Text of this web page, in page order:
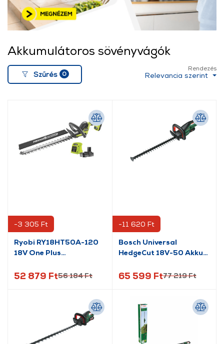
Akkumulátoros sövényvágók
Szűrés 0
Rendezés
Relevancia szerint
-3 305 Ft
Ryobi RY18HT50A-120
18V One Plus
52 879 Ft56 184 Ft
-11 620 Ft
Bosch Universal
HedgeCut 18V-50 Akkus
(0600849K01)
65 599 Ft77 219 Ft